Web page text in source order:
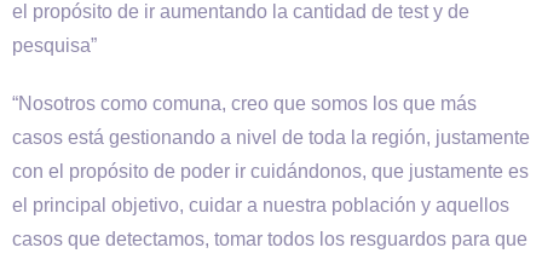
el propósito de ir aumentando la cantidad de test y de
pesquisa”
“Nosotros como comuna, creo que somos los que más
casos está gestionando a nivel de toda la región, justamente
con el propósito de poder ir cuidándonos, que justamente es
el principal objetivo, cuidar a nuestra población y aquellos
casos que detectamos, tomar todos los resguardos para que